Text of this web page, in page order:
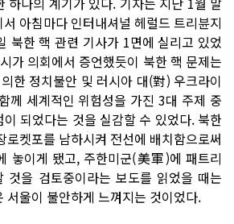
아침마다 인터내셔널 헤럴드 트리뷴지
북한 핵 관련 기사가 1면에 실리고 있었
가 의회에서 증언했듯이 북한 핵 문제는
한 정치불안 및 러시아 대(對) 우크라이
께 세계적인 위험성을 가진 3대 주제 중
되었다는 것을 실감할 수 있었다. 북한
로켓포를 남하시켜 전선에 배치함으로써
놓이게 됐고, 주한미군(美軍)에 패트리
것을 검토중이라는 보도를 읽었을 때는
서울이 불안하게 느껴지는 것이었다.